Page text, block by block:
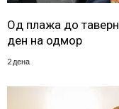
Од плажа до
ден на одмор
2 дена